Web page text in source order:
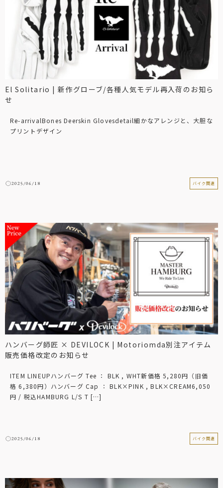
El Solitario | 新作グローブ/各種人気モデル再入荷のお知ら
せ
Re-arrivalBones Deerskin Glovesdetail細かなアレンジと、大胆な
プリントデザイン
2025/06/18 バイク関連
ハンバーグ師匠 × DEVILOCK | Motoriomda別注アイテム
販売価格改定のお知らせ
ITEM LINEUPハンバーグ Tee ： BLK , WHT新価格 5,280円（旧価
格 6,380円）ハンバーグ Cap ： BLK×PINK , BLK×CREAM6,050
円 / 税込HAMBURG L/S T […]
2025/06/18 バイク関連